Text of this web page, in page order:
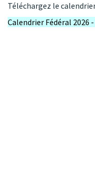
Téléchargez le
Calendrier Fédéral 2026